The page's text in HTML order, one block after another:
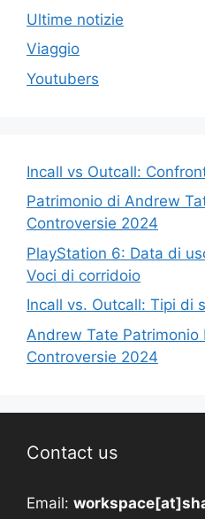
Ultime notizie
Viaggio
Youtubers
Incall vs Outcall:
Patrimonio di Andrew
Controversie 2024
PlayStation 6: Data di
Voci di corridoio
Incall vs. Outcall: Tipi di
Andrew Tate Patrimonio
Controversie 2024
Contact us
Email: